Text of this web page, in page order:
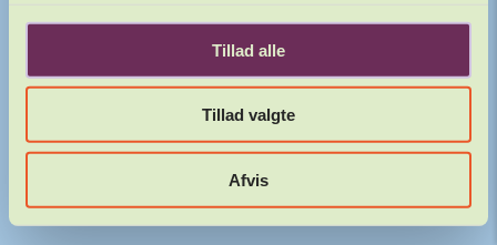
Tillad alle
Tillad valgte
Afvis